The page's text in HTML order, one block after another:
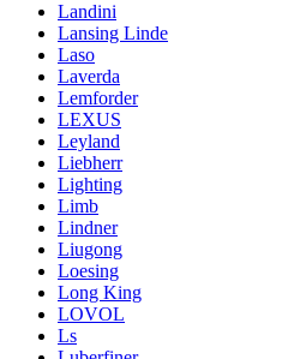
Landini
Lansing Linde
Laso
Laverda
Lemforder
LEXUS
Leyland
Liebherr
Lighting
Limb
Lindner
Liugong
Loesing
Long King
LOVOL
Ls